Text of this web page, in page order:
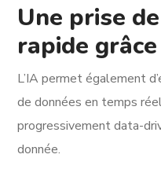
Une prise
rapide
L’IA permet également
de données en temps
progressivement data-
donnée.